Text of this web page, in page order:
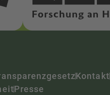
Kontakt
Presse